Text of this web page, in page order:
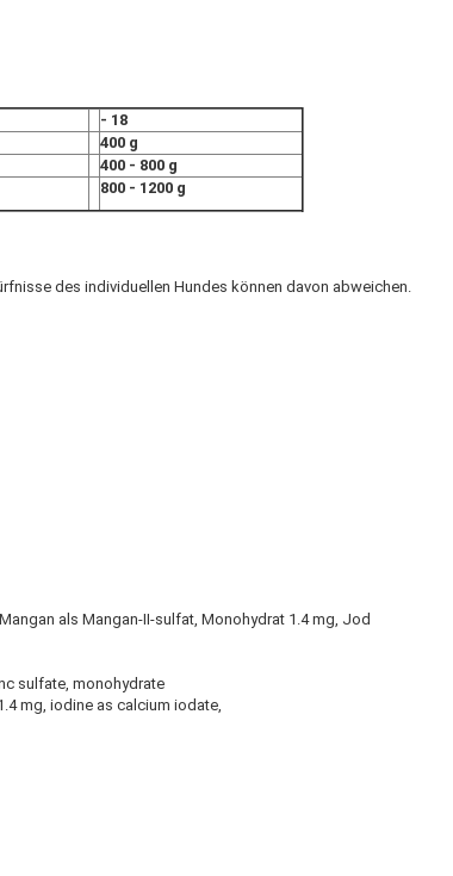
- 18
400 g
400 - 800 g
800 - 1200 g
des individuellen Hundes können davon abweichen.
als Mangan-II-sulfat, Monohydrat 1.4 mg, Jod
sulfate, monohydrate
mg, iodine as calcium iodate,